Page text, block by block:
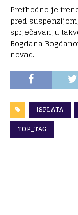
Prethodno je
pred
sprječavanju
Bogdana
novac.
ISPLATA
TOP_TAG